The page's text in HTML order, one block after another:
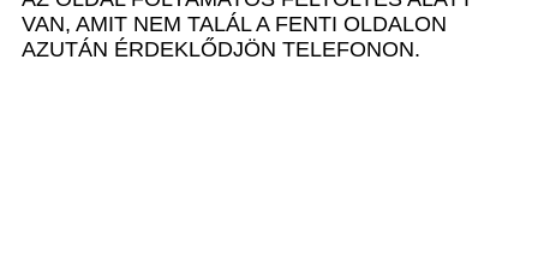
VAN, AMIT NEM TALÁL A FENTI OLDALON
AZUTÁN ÉRDEKLŐDJÖN TELEFONON.